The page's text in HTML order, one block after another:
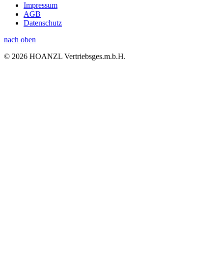
Impressum
AGB
Datenschutz
nach oben
© 2026 HOANZL Vertriebsges.m.b.H.